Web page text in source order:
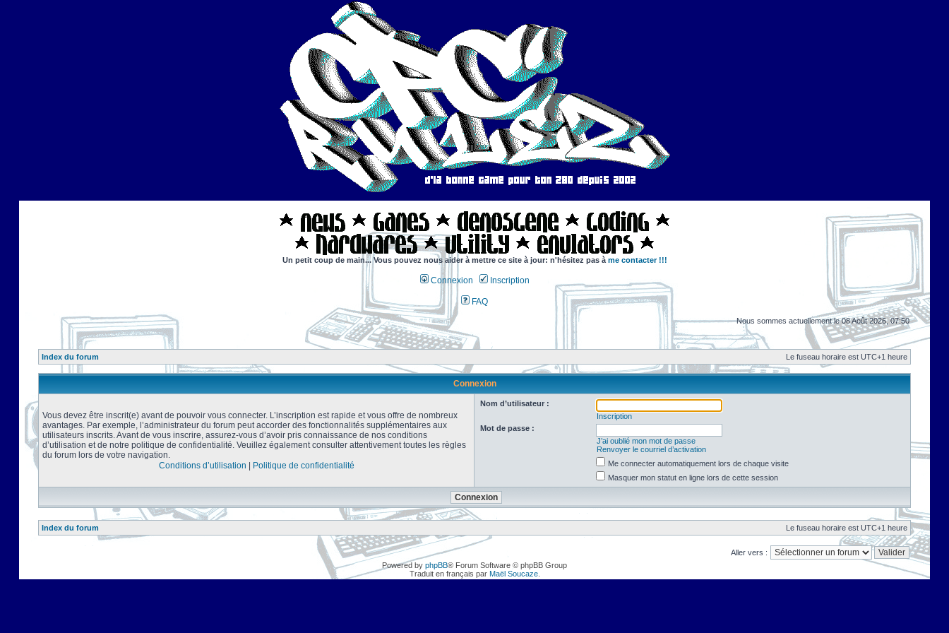
Un petit coup de main... Vous pouvez nous aider à mettre ce site à jour: n'hésitez pas à me contacter !!!
Connexion Inscription
FAQ
Nous sommes actuellement le 08 Août 2026, 07:50
Index du forum Le fuseau horaire est UTC+1 heure
Connexion
Vous devez être inscrit(e) avant de pouvoir vous connecter. L’inscription est rapide et vous offre de nombreux
avantages. Par exemple, l’administrateur du forum peut accorder des fonctionnalités supplémentaires aux
utilisateurs inscrits. Avant de vous inscrire, assurez-vous d’avoir pris connaissance de nos conditions
d’utilisation et de notre politique de confidentialité. Veuillez également consulter attentivement toutes les règles
du forum lors de votre navigation.
Conditions d’utilisation
Politique de confidentialité
Nom d’utilisateur :
Inscription
Mot de passe :
J’ai oublié mon mot de passe
Renvoyer le courriel d’activation
Me connecter automatiquement lors de chaque visite
Masquer mon statut en ligne lors de cette session
Index du forum Le fuseau horaire est UTC+1 heure
Aller vers :
Powered by phpBB® Forum Software © phpBB Group
Traduit en français par Maël Soucaze.